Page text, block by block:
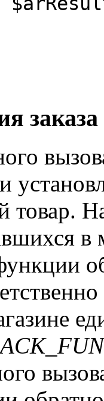
заказа
товар.
в